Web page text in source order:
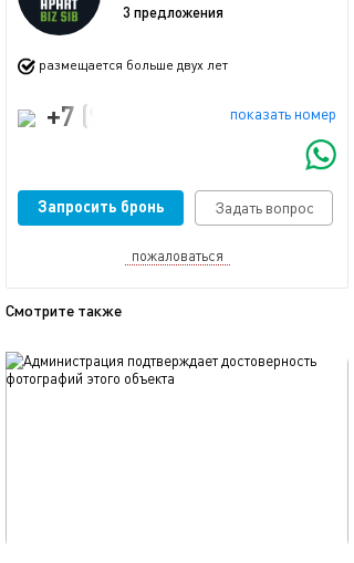
3 предложения
размещается больше двух лет
показать номер
+7 (995) 129-37-17
Запросить бронь Задать вопрос
пожаловаться
Смотрите также
обновлено 11.12.2025